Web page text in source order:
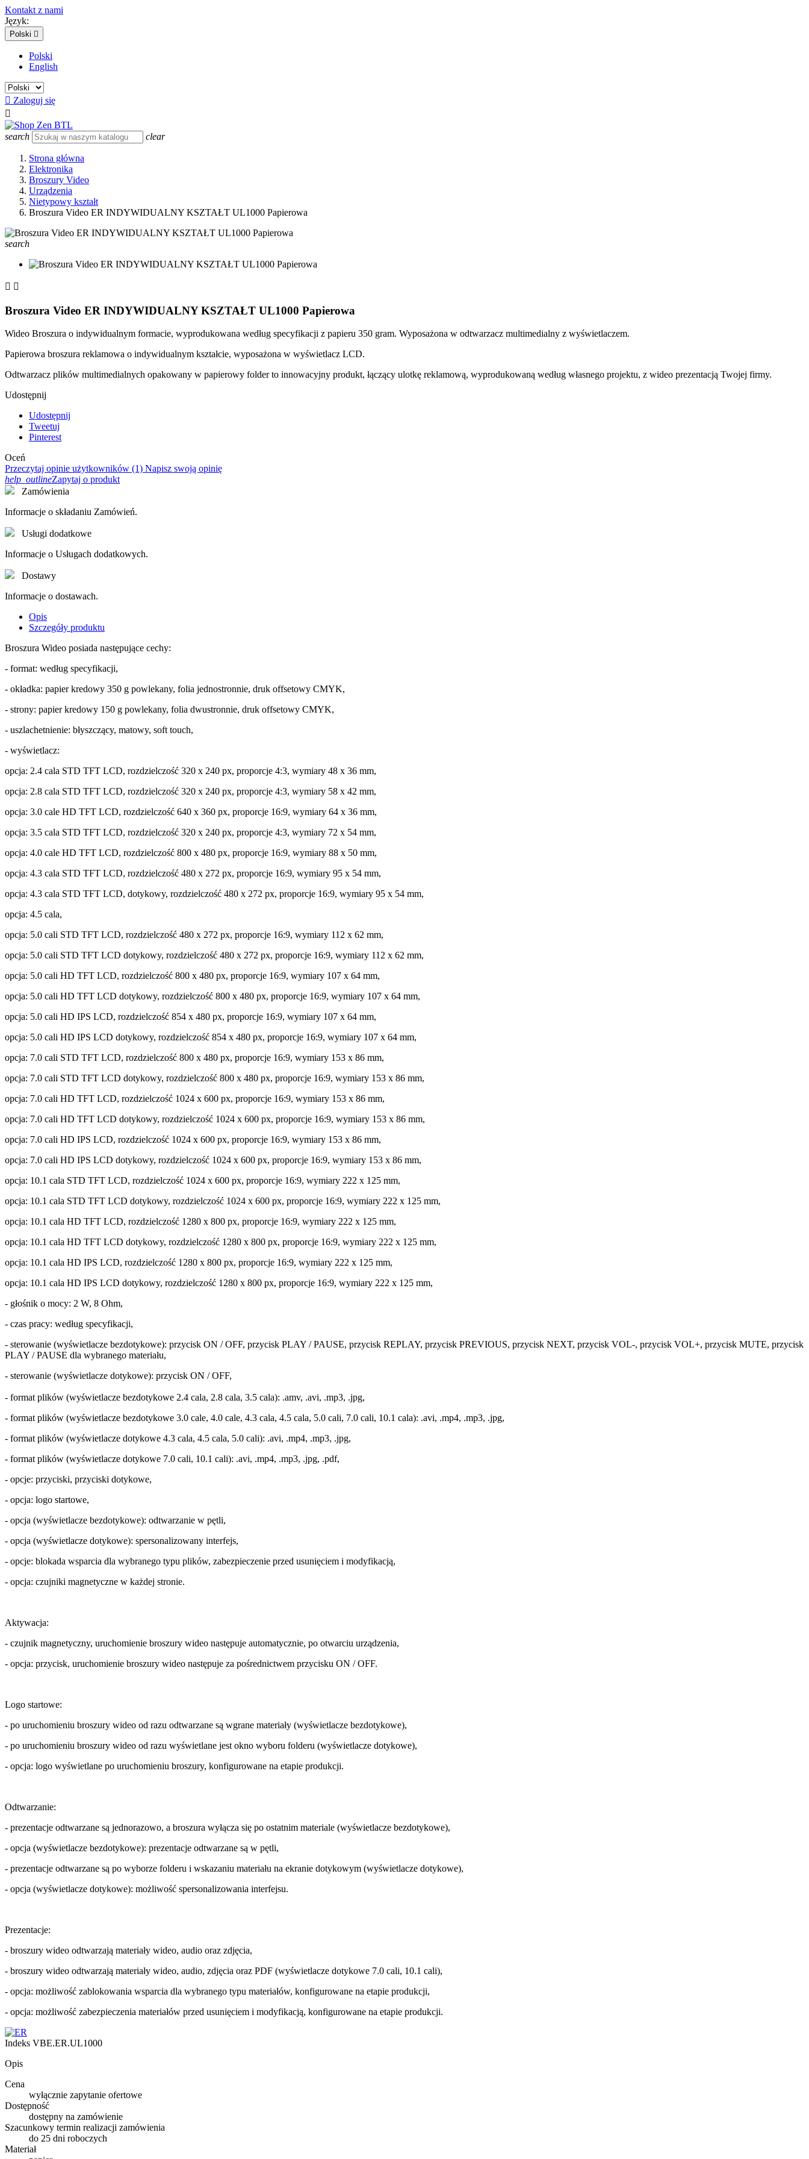
Kontakt z nami
Język:
Polski 
Polski
English
 Zaloguj się

search clear
Strona główna
Elektronika
Broszury Video
Urządzenia
Nietypowy kształt
Broszura Video ER INDYWIDUALNY KSZTAŁT UL1000 Papierowa
search
 
Broszura Video ER INDYWIDUALNY KSZTAŁT UL1000 Papierowa
Wideo Broszura o indywidualnym formacie, wyprodukowana według specyfikacji z papieru 350 gram. Wyposażona w odtwarzacz multimedialny z wyświetlaczem.
Papierowa broszura reklamowa o indywidualnym kształcie, wyposażona w wyświetlacz LCD.
Odtwarzacz plików multimedialnych opakowany w papierowy folder to innowacyjny produkt, łączący ulotkę reklamową, wyprodukowaną według własnego projektu, z wideo prezentacją Twojej firmy.
Udostępnij
Udostępnij
Tweetuj
Pinterest
Oceń
Przeczytaj opinie użytkowników (1) Napisz swoją opinię
help_outlineZapytaj o produkt
Zamówienia
Informacje o składaniu Zamówień.
Usługi dodatkowe
Informacje o Usługach dodatkowych.
Dostawy
Informacje o dostawach.
Opis
Szczegóły produktu
Broszura Wideo posiada następujące cechy:
- format: według specyfikacji,
- okładka: papier kredowy 350 g powlekany, folia jednostronnie, druk offsetowy CMYK,
- strony: papier kredowy 150 g powlekany, folia dwustronnie, druk offsetowy CMYK,
- uszlachetnienie: błyszczący, matowy, soft touch,
- wyświetlacz:
opcja: 2.4 cala STD TFT LCD, rozdzielczość 320 x 240 px, proporcje 4:3, wymiary 48 x 36 mm,
opcja: 2.8 cala STD TFT LCD, rozdzielczość 320 x 240 px, proporcje 4:3, wymiary 58 x 42 mm,
opcja: 3.0 cale HD TFT LCD, rozdzielczość 640 x 360 px, proporcje 16:9, wymiary 64 x 36 mm,
opcja: 3.5 cala STD TFT LCD, rozdzielczość 320 x 240 px, proporcje 4:3, wymiary 72 x 54 mm,
opcja: 4.0 cale HD TFT LCD, rozdzielczość 800 x 480 px, proporcje 16:9, wymiary 88 x 50 mm,
opcja: 4.3 cala STD TFT LCD, rozdzielczość 480 x 272 px, proporcje 16:9, wymiary 95 x 54 mm,
opcja: 4.3 cala STD TFT LCD, dotykowy, rozdzielczość 480 x 272 px, proporcje 16:9, wymiary 95 x 54 mm,
opcja: 4.5 cala,
opcja: 5.0 cali STD TFT LCD, rozdzielczość 480 x 272 px, proporcje 16:9, wymiary 112 x 62 mm,
opcja: 5.0 cali STD TFT LCD dotykowy, rozdzielczość 480 x 272 px, proporcje 16:9, wymiary 112 x 62 mm,
opcja: 5.0 cali HD TFT LCD, rozdzielczość 800 x 480 px, proporcje 16:9, wymiary 107 x 64 mm,
opcja: 5.0 cali HD TFT LCD dotykowy, rozdzielczość 800 x 480 px, proporcje 16:9, wymiary 107 x 64 mm,
opcja: 5.0 cali HD IPS LCD, rozdzielczość 854 x 480 px, proporcje 16:9, wymiary 107 x 64 mm,
opcja: 5.0 cali HD IPS LCD dotykowy, rozdzielczość 854 x 480 px, proporcje 16:9, wymiary 107 x 64 mm,
opcja: 7.0 cali STD TFT LCD, rozdzielczość 800 x 480 px, proporcje 16:9, wymiary 153 x 86 mm,
opcja: 7.0 cali STD TFT LCD dotykowy, rozdzielczość 800 x 480 px, proporcje 16:9, wymiary 153 x 86 mm,
opcja: 7.0 cali HD TFT LCD, rozdzielczość 1024 x 600 px, proporcje 16:9, wymiary 153 x 86 mm,
opcja: 7.0 cali HD TFT LCD dotykowy, rozdzielczość 1024 x 600 px, proporcje 16:9, wymiary 153 x 86 mm,
opcja: 7.0 cali HD IPS LCD, rozdzielczość 1024 x 600 px, proporcje 16:9, wymiary 153 x 86 mm,
opcja: 7.0 cali HD IPS LCD dotykowy, rozdzielczość 1024 x 600 px, proporcje 16:9, wymiary 153 x 86 mm,
opcja: 10.1 cala STD TFT LCD, rozdzielczość 1024 x 600 px, proporcje 16:9, wymiary 222 x 125 mm,
opcja: 10.1 cala STD TFT LCD dotykowy, rozdzielczość 1024 x 600 px, proporcje 16:9, wymiary 222 x 125 mm,
opcja: 10.1 cala HD TFT LCD, rozdzielczość 1280 x 800 px, proporcje 16:9, wymiary 222 x 125 mm,
opcja: 10.1 cala HD TFT LCD dotykowy, rozdzielczość 1280 x 800 px, proporcje 16:9, wymiary 222 x 125 mm,
opcja: 10.1 cala HD IPS LCD, rozdzielczość 1280 x 800 px, proporcje 16:9, wymiary 222 x 125 mm,
opcja: 10.1 cala HD IPS LCD dotykowy, rozdzielczość 1280 x 800 px, proporcje 16:9, wymiary 222 x 125 mm,
- głośnik o mocy: 2 W, 8 Ohm,
- czas pracy: według specyfikacji,
- sterowanie (wyświetlacze bezdotykowe): przycisk ON / OFF, przycisk PLAY / PAUSE, przycisk REPLAY, przycisk PREVIOUS, przycisk NEXT, przycisk VOL-, przycisk VOL+, przycisk MUTE, przycisk
PLAY / PAUSE dla wybranego materiału,
- sterowanie (wyświetlacze dotykowe): przycisk ON / OFF,
- format plików (wyświetlacze bezdotykowe 2.4 cala, 2.8 cala, 3.5 cala): .amv, .avi, .mp3, .jpg,
- format plików (wyświetlacze bezdotykowe 3.0 cale, 4.0 cale, 4.3 cala, 4.5 cala, 5.0 cali, 7.0 cali, 10.1 cala): .avi, .mp4, .mp3, .jpg,
- format plików (wyświetlacze dotykowe 4.3 cala, 4.5 cala, 5.0 cali): .avi, .mp4, .mp3, .jpg,
- format plików (wyświetlacze dotykowe 7.0 cali, 10.1 cali): .avi, .mp4, .mp3, .jpg, .pdf,
- opcje: przyciski, przyciski dotykowe,
- opcja: logo startowe,
- opcja (wyświetlacze bezdotykowe): odtwarzanie w pętli,
- opcja (wyświetlacze dotykowe): spersonalizowany interfejs,
- opcje: blokada wsparcia dla wybranego typu plików, zabezpieczenie przed usunięciem i modyfikacją,
- opcja: czujniki magnetyczne w każdej stronie.
Aktywacja:
- czujnik magnetyczny, uruchomienie broszury wideo następuje automatycznie, po otwarciu urządzenia,
- opcja: przycisk, uruchomienie broszury wideo następuje za pośrednictwem przycisku ON / OFF.
Logo startowe:
- po uruchomieniu broszury wideo od razu odtwarzane są wgrane materiały (wyświetlacze bezdotykowe),
- po uruchomieniu broszury wideo od razu wyświetlane jest okno wyboru folderu (wyświetlacze dotykowe),
- opcja: logo wyświetlane po uruchomieniu broszury, konfigurowane na etapie produkcji.
Odtwarzanie:
- prezentacje odtwarzane są jednorazowo, a broszura wyłącza się po ostatnim materiale (wyświetlacze bezdotykowe),
- opcja (wyświetlacze bezdotykowe): prezentacje odtwarzane są w pętli,
- prezentacje odtwarzane są po wyborze folderu i wskazaniu materiału na ekranie dotykowym (wyświetlacze dotykowe),
- opcja (wyświetlacze dotykowe): możliwość spersonalizowania interfejsu.
Prezentacje:
- broszury wideo odtwarzają materiały wideo, audio oraz zdjęcia,
- broszury wideo odtwarzają materiały wideo, audio, zdjęcia oraz PDF (wyświetlacze dotykowe 7.0 cali, 10.1 cali),
- opcja: możliwość zablokowania wsparcia dla wybranego typu materiałów, konfigurowane na etapie produkcji,
- opcja: możliwość zabezpieczenia materiałów przed usunięciem i modyfikacją, konfigurowane na etapie produkcji.
Indeks VBE.ER.UL1000
Opis
Cena
wyłącznie zapytanie ofertowe
Dostępność
dostępny na zamówienie
Szacunkowy termin realizacji zamówienia
do 25 dni roboczych
Materiał